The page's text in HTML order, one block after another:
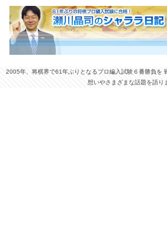
2005年、将棋界で61年ぶりとなるプロ編入試験６番勝負を
想いやさまざまな話題を語り